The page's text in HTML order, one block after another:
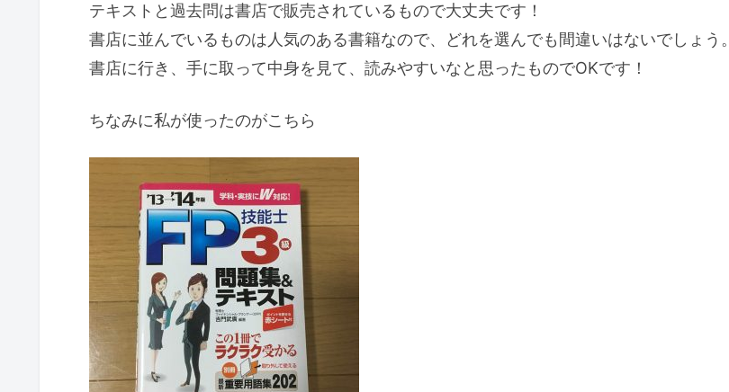
テキストと過去問は書店で販売されているもので大丈夫です！
書店に並んでいるものは人気のある書籍なので、どれを選んでも間違いはないでしょう。
書店に行き、手に取って中身を見て、読みやすいなと思ったものでOKです！
ちなみに私が使ったのがこちら